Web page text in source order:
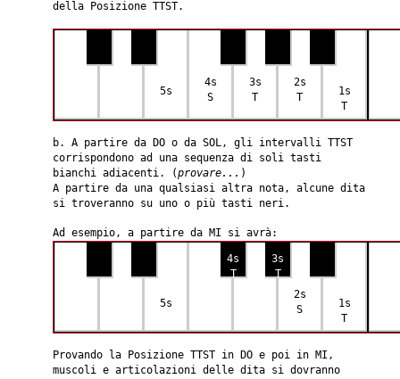
della Posizione TTST.
5s
4s
S
3s
T
2s
T
1s
T
b. A partire da DO o da SOL, gli intervalli TTST
corrispondono ad una sequenza di soli tasti
bianchi adiacenti. (provare... )
A partire da una qualsiasi altra nota, alcune dita
si troveranno su uno o più tasti neri.
Ad esempio, a partire da MI si avrà:
5s
4s
T
3s
T
2s
S
1s
T
Provando la Posizione TTST in DO e poi in MI,
muscoli e articolazioni delle dita si dovranno